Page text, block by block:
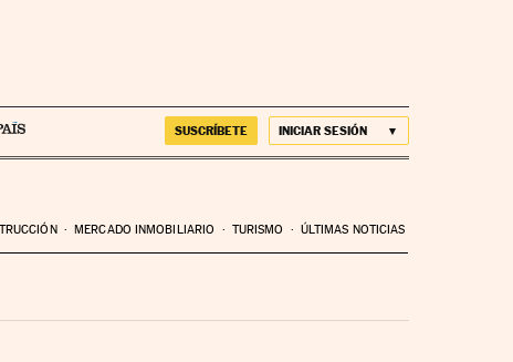
SUSCRÍBETE INICIAR SESIÓN
MERCADO INMOBILIARIO TURISMO ÚLTIMAS NOTICIAS